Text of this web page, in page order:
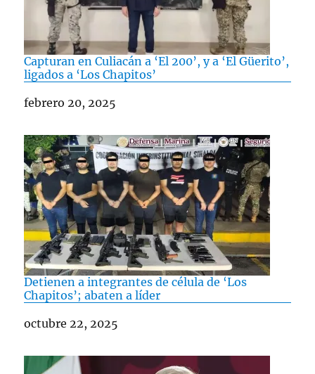
Capturan en Culiacán a ‘El 200’, y a ‘El Güerito’,
ligados a ‘Los Chapitos’
Fecha
febrero 20, 2025
Detienen a integrantes de célula de ‘Los
Chapitos’; abaten a líder
Fecha
octubre 22, 2025